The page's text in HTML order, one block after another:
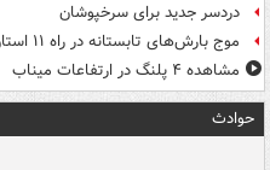
دردسر جدید برای سرخپوشان
موج بارش‌های تابستانه در راه ۱۱ استان
مشاهده ۴ پلنگ در ارتفاعات میناب
حوادث